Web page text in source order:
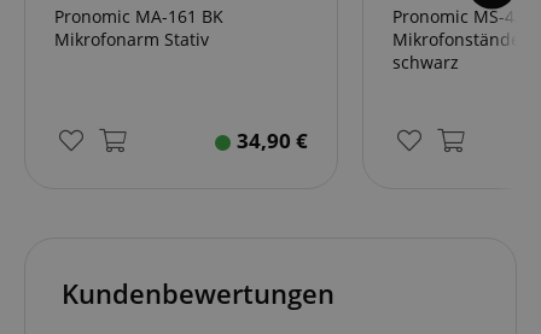
Pronomic MA-161 BK
Mikrofonarm Stativ
34,90 €
Pronomic MS-420
Mikrofonständer
schwarz
Kundenbewertungen